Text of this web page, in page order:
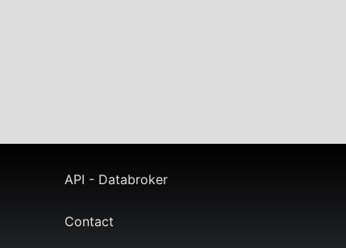
API - Databroker
Contact